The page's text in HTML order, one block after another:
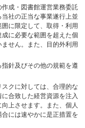
成・図書館運営業務委託
社の正当な事業遂行上並
に限定して、取得・利用
に必要な範囲を超えた個
せん。また、目的外利用
針及びその他の規範を遵
クに対しては、合理的な
合致した経営資源を注入
上させます。また、個人
には速やかに是正措置を